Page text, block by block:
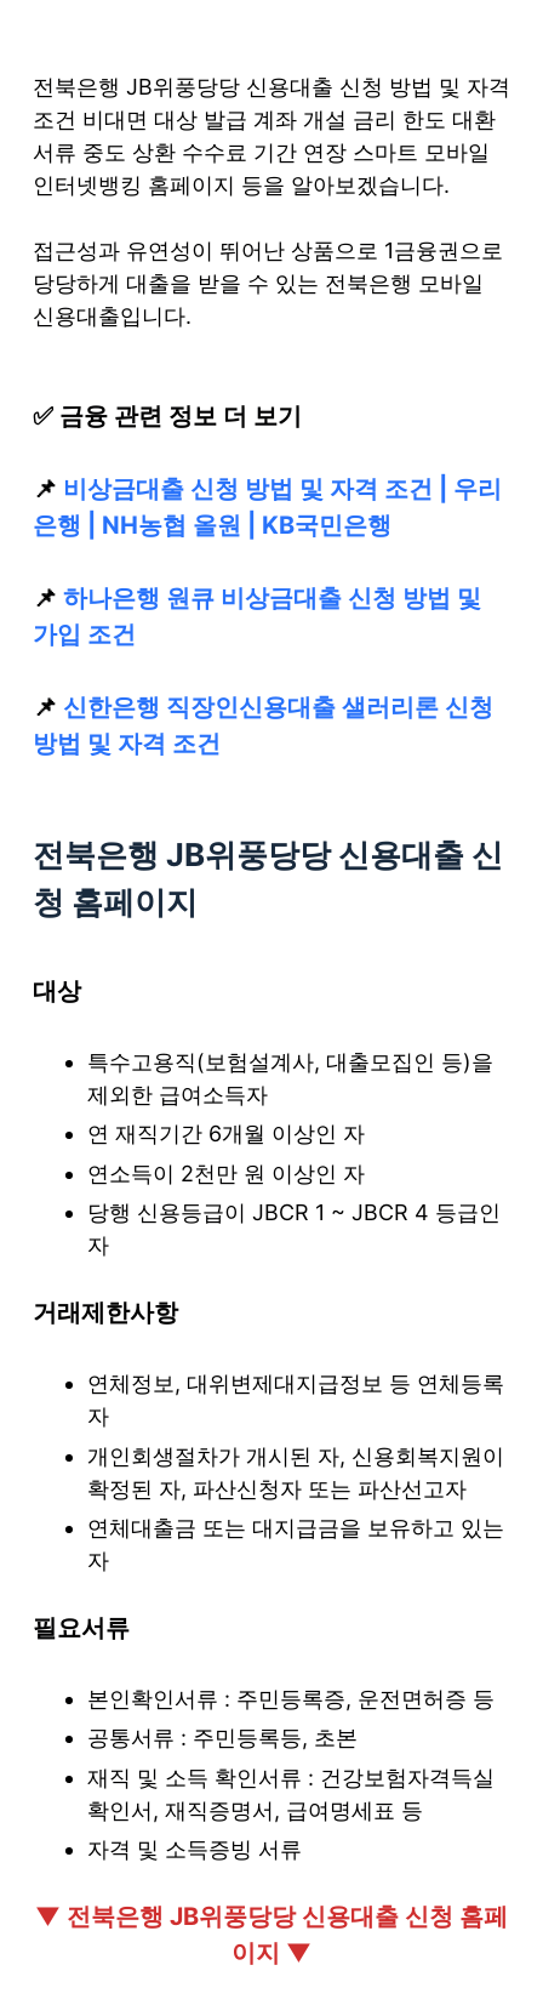
p
o
o
n
전북은행 JB위풍당당 신용대출 신청 방법 및 자격
조건 비대면 대상 발급 계좌 개설 금리 한도 대환
서류 중도 상환 수수료 기간 연장 스마트 모바일
인터넷뱅킹 홈페이지 등을 알아보겠습니다.
접근성과 유연성이 뛰어난 상품으로 1금융권으로
당당하게 대출을 받을 수 있는 전북은행 모바일
신용대출입니다.
✅ 금융 관련 정보 더 보기
📌 비상금대출 신청 방법 및 자격 조건 | 우리
은행 | NH농협 올원 | KB국민은행
📌 하나은행 원큐 비상금대출 신청 방법 및
가입 조건
📌 신한은행 직장인신용대출 샐러리론 신청
방법 및 자격 조건
전북은행 JB위풍당당 신용대출 신
청 홈페이지
대상
특수고용직(보험설계사, 대출모집인 등)을
제외한 급여소득자
연 재직기간 6개월 이상인 자
연소득이 2천만 원 이상인 자
당행 신용등급이 JBCR 1 ~ JBCR 4 등급인
자
거래제한사항
연체정보, 대위변제대지급정보 등 연체등록
자
개인회생절차가 개시된 자, 신용회복지원이
확정된 자, 파산신청자 또는 파산선고자
연체대출금 또는 대지급금을 보유하고 있는
자
필요서류
본인확인서류 : 주민등록증, 운전면허증 등
공통서류 : 주민등록등, 초본
재직 및 소득 확인서류 : 건강보험자격득실
확인서, 재직증명서, 급여명세표 등
자격 및 소득증빙 서류
▼ 전북은행 JB위풍당당 신용대출 신청 홈페
이지 ▼